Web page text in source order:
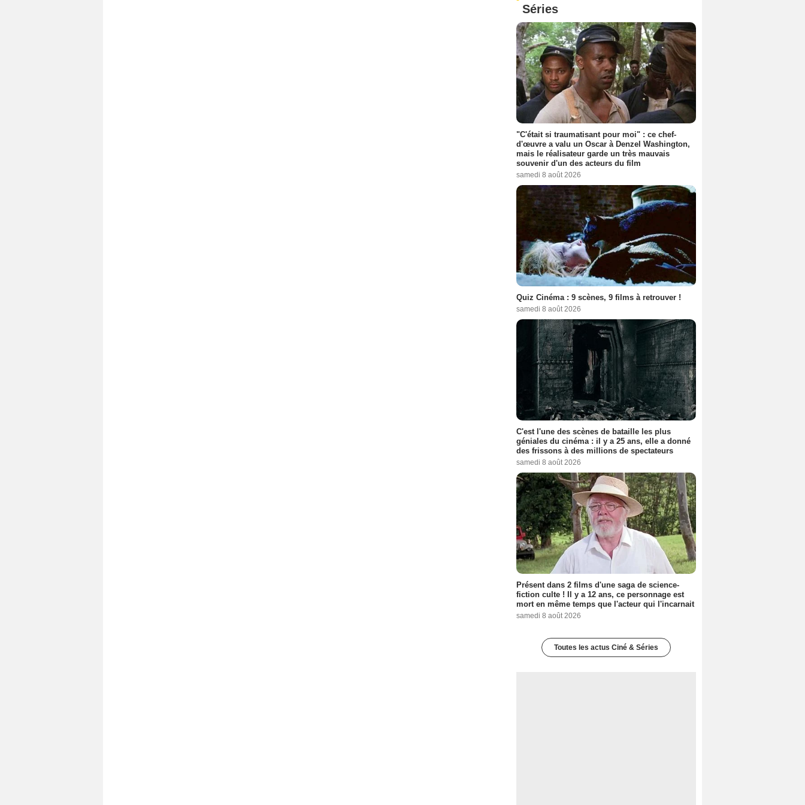
Séries
"C'était si traumatisant pour moi" : ce chef-
d'œuvre a valu un Oscar à Denzel Washington,
mais le réalisateur garde un très mauvais
souvenir d'un des acteurs du film
samedi 8 août 2026
Quiz Cinéma : 9 scènes, 9 films à retrouver !
samedi 8 août 2026
C'est l'une des scènes de bataille les plus
géniales du cinéma : il y a 25 ans, elle a donné
des frissons à des millions de spectateurs
samedi 8 août 2026
Présent dans 2 films d'une saga de science-
fiction culte ! Il y a 12 ans, ce personnage est
mort en même temps que l'acteur qui l'incarnait
samedi 8 août 2026
Toutes les actus Ciné & Séries